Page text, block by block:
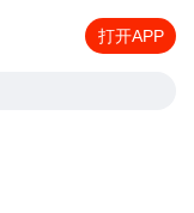
打开APP